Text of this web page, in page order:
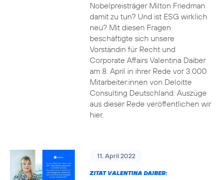
Nobelpreisträger Milton Friedman
damit zu tun? Und ist ESG wirklich
neu? Mit diesen Fragen
beschäftigte sich unsere
Vorständin für Recht und
Corporate Affairs Valentina Daiber
am 8. April in ihrer Rede vor 3.000
Mitarbeiter:innen von Deloitte
Consulting Deutschland. Auszüge
aus dieser Rede veröffentlichen wir
hier.
11. April 2022
ZITAT VALENTINA DAIBER: